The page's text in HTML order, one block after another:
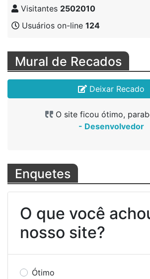
Visitantes 2502010
Usuários on-line 124
Mural de Recados
Deixar Recado
O site ficou ótimo,
- Desenvolvedor
Enquetes
O que você
nosso site?
Ótimo